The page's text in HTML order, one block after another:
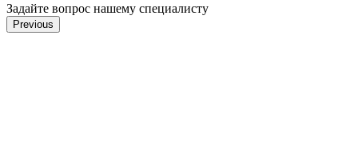
Задайте вопрос нашему специалисту
Previous